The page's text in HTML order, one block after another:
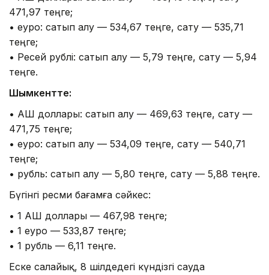
471,97 теңге;
• еуро: сатып алу — 534,67 теңге, сату — 535,71
теңге;
• Ресей рублі: сатып алу — 5,79 теңге, сату — 5,94
теңге.
Шымкентте:
• АҚШ доллары: сатып алу — 469,63 теңге, сату —
471,75 теңге;
• еуро: сатып алу — 534,09 теңге, сату — 540,71
теңге;
• рубль: сатып алу — 5,80 теңге, сату — 5,88 теңге.
Бүгінгі ресми бағамға сәйкес:
• 1 АҚШ доллары — 467,98 теңге;
• 1 еуро — 533,87 теңге;
• 1 рубль — 6,11 теңге.
Еске салайық, 8 шілдедегі күндізгі сауда